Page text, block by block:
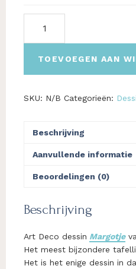
Margotje,
Chris
Lebeau,
aantal
TOEVOEGEN AAN
SKU: N/B Categorieën:
Beschrijving
Aanvullende informatie
Beoordelingen (0)
Beschrijving
Art Deco dessin Margotje
Het meest bijzondere
Het is het enige dessin in